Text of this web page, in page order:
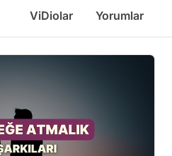
ViDiolar Yorumlar